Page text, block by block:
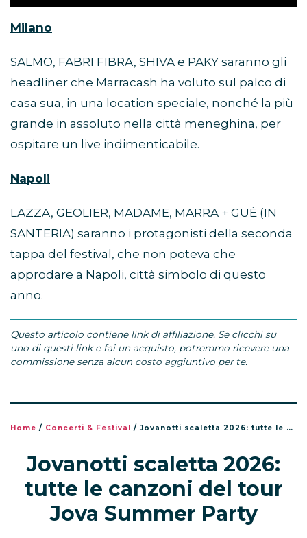
Milano
SALMO, FABRI FIBRA, SHIVA e PAKY saranno gli
headliner che Marracash ha voluto sul palco di
casa sua, in una location speciale, nonché la più
grande in assoluto nella città meneghina, per
ospitare un live indimenticabile.
Napoli
LAZZA, GEOLIER, MADAME, MARRA + GUÈ (IN
SANTERIA) saranno i protagonisti della seconda
tappa del festival, che non poteva che
approdare a Napoli, città simbolo di questo
anno.
Questo articolo contiene link di affiliazione. Se clicchi su
uno di questi link e fai un acquisto, potremmo ricevere una
commissione senza alcun costo aggiuntivo per te.
Home / Concerti & Festival / Jovanotti scaletta 2026: tutte le canzoni del tour Jova Summer Party
Jovanotti scaletta 2026:
tutte le canzoni del tour
Jova Summer Party